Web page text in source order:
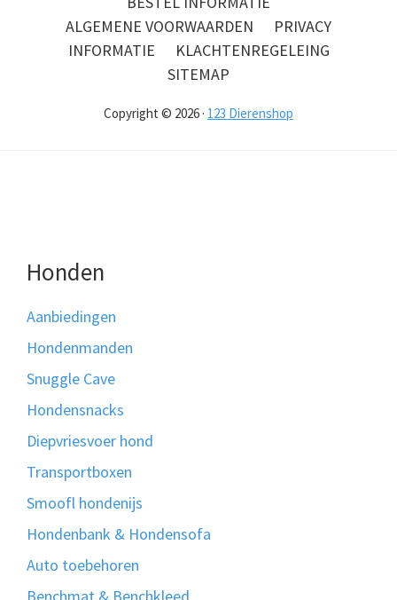
ALGEMENE VOORWAARDEN
PRIVACY
INFORMATIE
KLACHTENREGELEING
SITEMAP
Copyright © 2026 · 123 Dierenshop
Honden
Aanbiedingen
Hondenmanden
Snuggle Cave
Hondensnacks
Diepvriesvoer hond
Transportboxen
Smoofl hondenijs
Hondenbank & Hondensofa
Auto toebehoren